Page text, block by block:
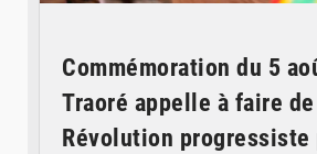
Commémoration du 5
Traoré appelle à faire
Révolution progressiste